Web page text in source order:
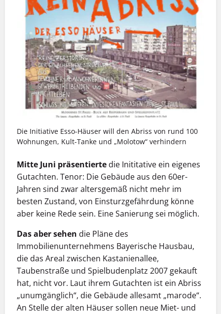
Die Initiative Esso-Häuser will den Abriss von rund 100
Wohnungen, Kult-Tanke und „Molotow“ verhindern
Mitte Juni präsentierte die Inititative ein eigenes
Gutachten. Tenor: Die Gebäude aus den 60er-
Jahren sind zwar altersgemäß nicht mehr im
besten Zustand, von Einsturzgefährdung könne
aber keine Rede sein. Eine Sanierung sei möglich.
Das aber sehen die Pläne des
Immobilienunternehmens Bayerische Hausbau,
die das Areal zwischen Kastanienallee,
Taubenstraße und Spielbudenplatz 2007 gekauft
hat, nicht vor. Laut ihrem Gutachten ist ein Abriss
„unumgänglich“, die Gebäude allesamt „marode“.
An Stelle der alten Häuser sollen neue Miet- und